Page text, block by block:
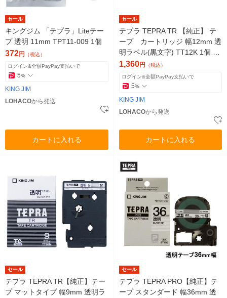
セール
キングジム 「テプラ」Liteテー
プ 透明 11mm TPT11-009 1個
372円 （税込）
ログイン&全額PayPay支払いで
5%
KING JIM
LOHACOから発送
カートに入れる
セール
テプラ TEPRA TR 【純正】 テ
ープ カートリッジ 幅12mm 透
明ラベル(黒文字) TT12K 1個 キ
ングジム
1,360円 （税込）
ログイン&全額PayPay支払いで
5%
KING JIM
LOHACOから発送
カートに入れる
セール
テプラ TEPRA TR【純正】テー
プ マットタイプ 幅9mm 透明ラ
セール
テプラ TEPRA PRO【純正】テ
ープ スタンダード 幅36mm 透